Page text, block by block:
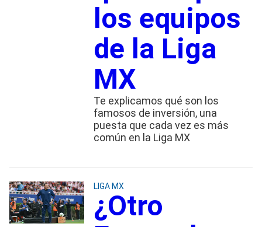
los equipos
de la Liga
MX
Te explicamos qué son los
famosos de inversión, una
puesta que cada vez es más
común en la Liga MX
LIGA MX
¿Otro